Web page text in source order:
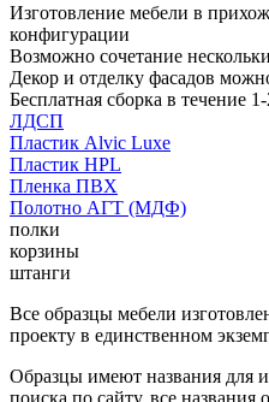
Изготовление мебели в
конфигурации
Возможно сочетание
Декор и отделку фасадов
Бесплатная сборка в течение
ЛДСП
Пластик Alvic Luxe
Пластик HPL
Пленка ПВХ
Полотно АГТ (МДФ)
полки
корзины
штанги
Все образцы мебели
проекту в единственном
Образцы имеют названия для
поиска по сайту, все названия